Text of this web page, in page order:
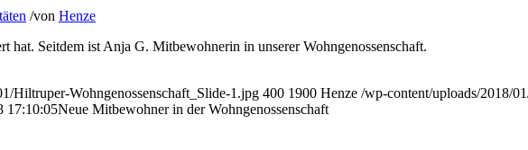
/von Henze
hat. Seitdem ist Anja G. Mitbewohnerin in unserer Wohngenossenschaft.
Hiltruper-Wohngenossenschaft_Slide-1.jpg 400 1900 Henze /wp-content/uploads/2018/
17:10:05Neue Mitbewohner in der Wohngenossenschaft